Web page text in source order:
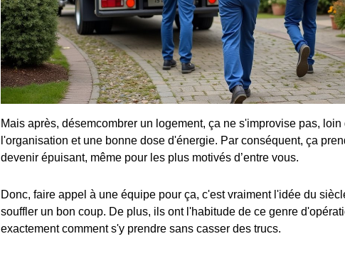
Mais après, désemcombrer un logement, ça ne s'improvise pas,
l'organisation et une bonne dose d'énergie. Par conséquent, ça
devenir épuisant, même pour les plus motivés d’entre vous.
Donc, faire appel à une équipe pour ça, c'est vraiment l'idée du
souffler un bon coup. De plus, ils ont l'habitude de ce genre
exactement comment s'y prendre sans casser des trucs.